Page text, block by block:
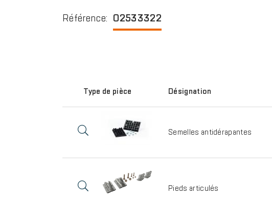
Référence: 02533322
Type de pièce Désignation
Semelles antidérapantes
Pieds articulés